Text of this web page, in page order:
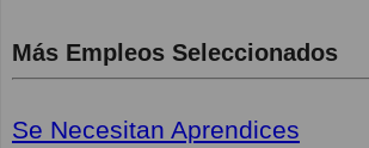
Más Empleos Seleccionados
Se Necesitan Aprendices